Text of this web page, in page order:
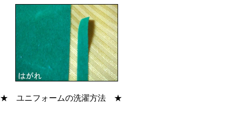
★ ユニフォームの洗濯方法 ★